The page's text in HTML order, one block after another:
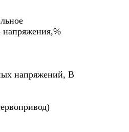
напряжения,%
напряжений, В